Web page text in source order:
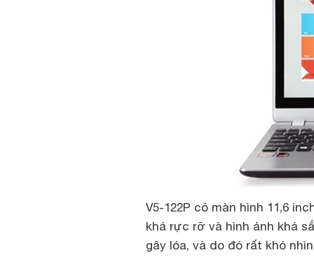
V5-122P có màn hình 11,6
khá rực rỡ và hình ảnh khá
gây lóa, và do đó rất khó